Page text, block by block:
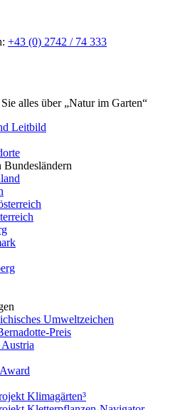
+43 (0) 2742 / 74 333
alles über „Natur im Garten“
Leitbild
Bundesländern
Umweltzeichen
Preis
Klimagärten³